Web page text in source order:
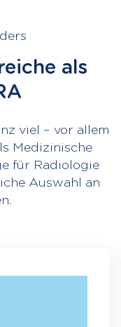
als
viel – vor allem
Medizinische
für Radiologie
Auswahl an